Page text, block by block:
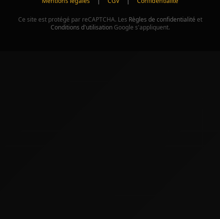
Ce site est protégé par reCAPTCHA. Les Règles de confidentialité et
Conditions d'utilisationGoogle s'appliquent.